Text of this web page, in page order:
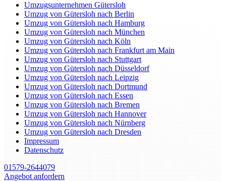
Umzugsunternehmen Gütersloh
Umzug von Gütersloh nach Berlin
Umzug von Gütersloh nach Hamburg
Umzug von Gütersloh nach München
Umzug von Gütersloh nach Köln
Umzug von Gütersloh nach Frankfurt am Main
Umzug von Gütersloh nach Stuttgart
Umzug von Gütersloh nach Düsseldorf
Umzug von Gütersloh nach Leipzig
Umzug von Gütersloh nach Dortmund
Umzug von Gütersloh nach Essen
Umzug von Gütersloh nach Bremen
Umzug von Gütersloh nach Hannover
Umzug von Gütersloh nach Nürnberg
Umzug von Gütersloh nach Dresden
Impressum
Datenschutz
01579-2644079
Angebot anfordern